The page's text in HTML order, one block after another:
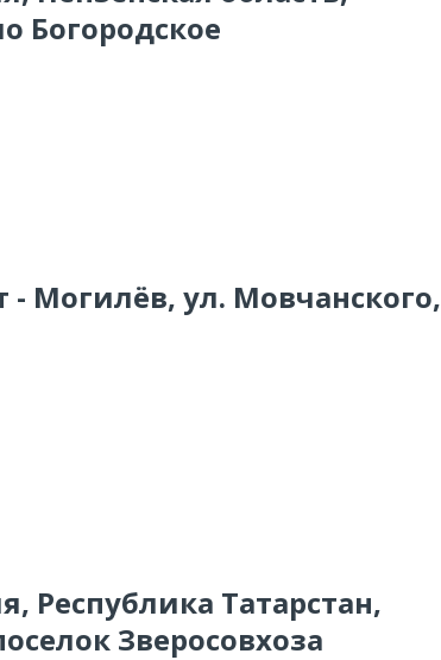
Богородское
- Могилёв, ул. Мовчанского,
Республика Татарстан,
Зверосовхоза